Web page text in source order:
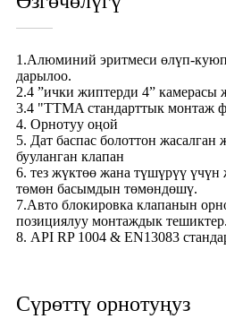
1.Алюминий эритмеси өлүп-
дарылоо.
2.4 ”ички жиптерди 4” камерасы
3.4 "TTMA стандарттык монтаж
4. Орнотуу оңой
5. Дат баспас болоттон
бууланган клапан
6. тез жүктөө жана түшүрүү
төмөн басымдын төмөндөшү.
7.Авто блокировка клапанын
позициялуу монтаждык тешиктер.
8. API RP 1004 & EN13083
Сүрөттү орнотуңуз